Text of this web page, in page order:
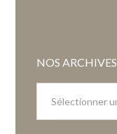
NOS ARCHIVES
archives